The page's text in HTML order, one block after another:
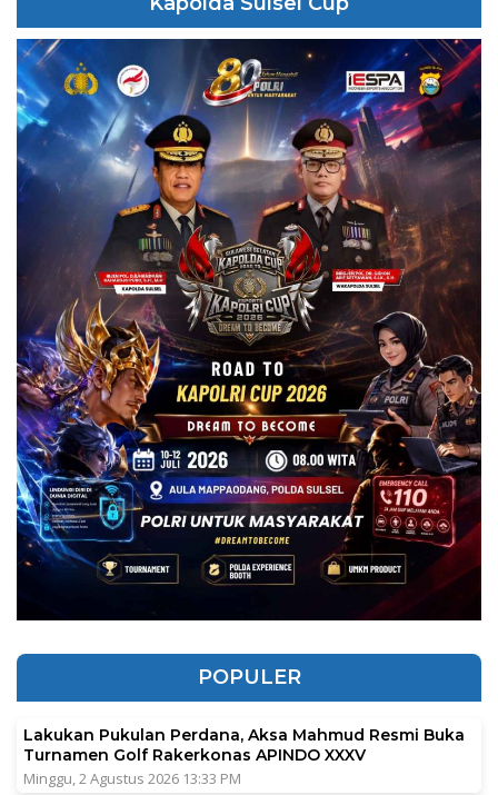
POPULER
Lakukan Pukulan Perdana, Aksa Mahmud Resmi Buka
Turnamen Golf Rakerkonas APINDO XXXV
Minggu, 2 Agustus 2026 13:33 PM